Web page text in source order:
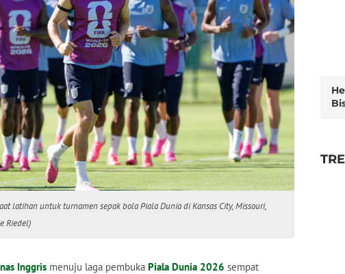
latihan untuk turnamen sepak bola Piala Dunia di Kansas City, Missouri,
Riedel)
Inggris menuju laga pembuka Piala Dunia 2026 sempat